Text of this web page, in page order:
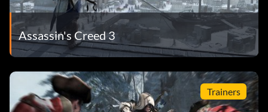
Assassin's Creed 3
Trainers